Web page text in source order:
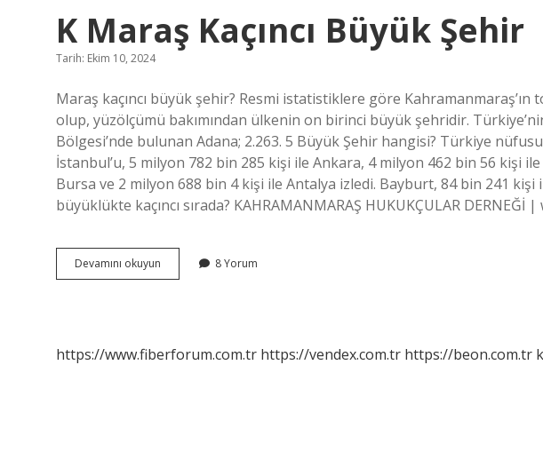
K Maraş Kaçıncı Büyük Şehir
Tarih: Ekim 10, 2024
Maraş kaçıncı büyük şehir? Resmi istatistiklere göre
olup, yüzölçümü bakımından ülkenin on birinci büyük şehridir.
Bölgesi’nde bulunan Adana; 2.263. 5 Büyük Şehir hangisi? Türkiye
İstanbul’u, 5 milyon 782 bin 285 kişi ile Ankara, 4 milyon 462 bin 56 kişi
Bursa ve 2 milyon 688 bin 4 kişi ile Antalya izledi. Bayburt, 84 bin 241
büyüklükte kaçıncı sırada? KAHRAMANMARAŞ HUKUKÇULAR DERNEĞİ
Devamını okuyun
Maraş
8 Yorum
https://www.fiberforum.com.tr https://vendex.com.tr https://beon.com.tr